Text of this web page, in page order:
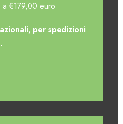
a €179,00 euro
per spedizioni